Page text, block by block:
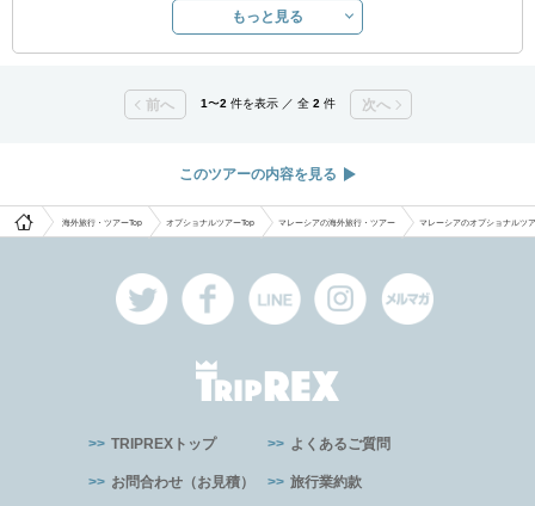
もっと見る
前へ 1〜2 件を表示 ／ 全 2 件 次へ
このツアーの内容を見る
海外旅行・ツアーTop オプショナルツアーTop マレーシアの海外旅行・ツアー マレーシアのオプショナルツ
TRIPREXトップ よくあるご質問
お問合わせ（お見積） 旅行業約款